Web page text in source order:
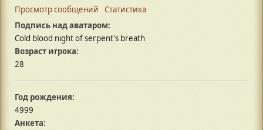
Просмотр сообщений
Статистика
Подпись над аватаром:
Cold blood night of serpent's breath
Возраст игрока:
28
Год рождения:
4999
Анкета: